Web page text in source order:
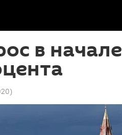
в начале
)